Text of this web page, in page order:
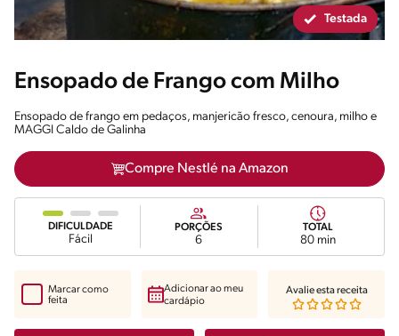
Testada
Ensopado de Frango com Milho
Ensopado de frango em pedaços, manjericão fresco, cenoura, milho e
MAGGI Caldo de Galinha
Compre Nestlé na Amazon
DIFICULDADE
Fácil
PORÇÕES
6
TOTAL
80 min
Marcar como
feita
Adicionar ao meu
cardápio
Avalie esta receita